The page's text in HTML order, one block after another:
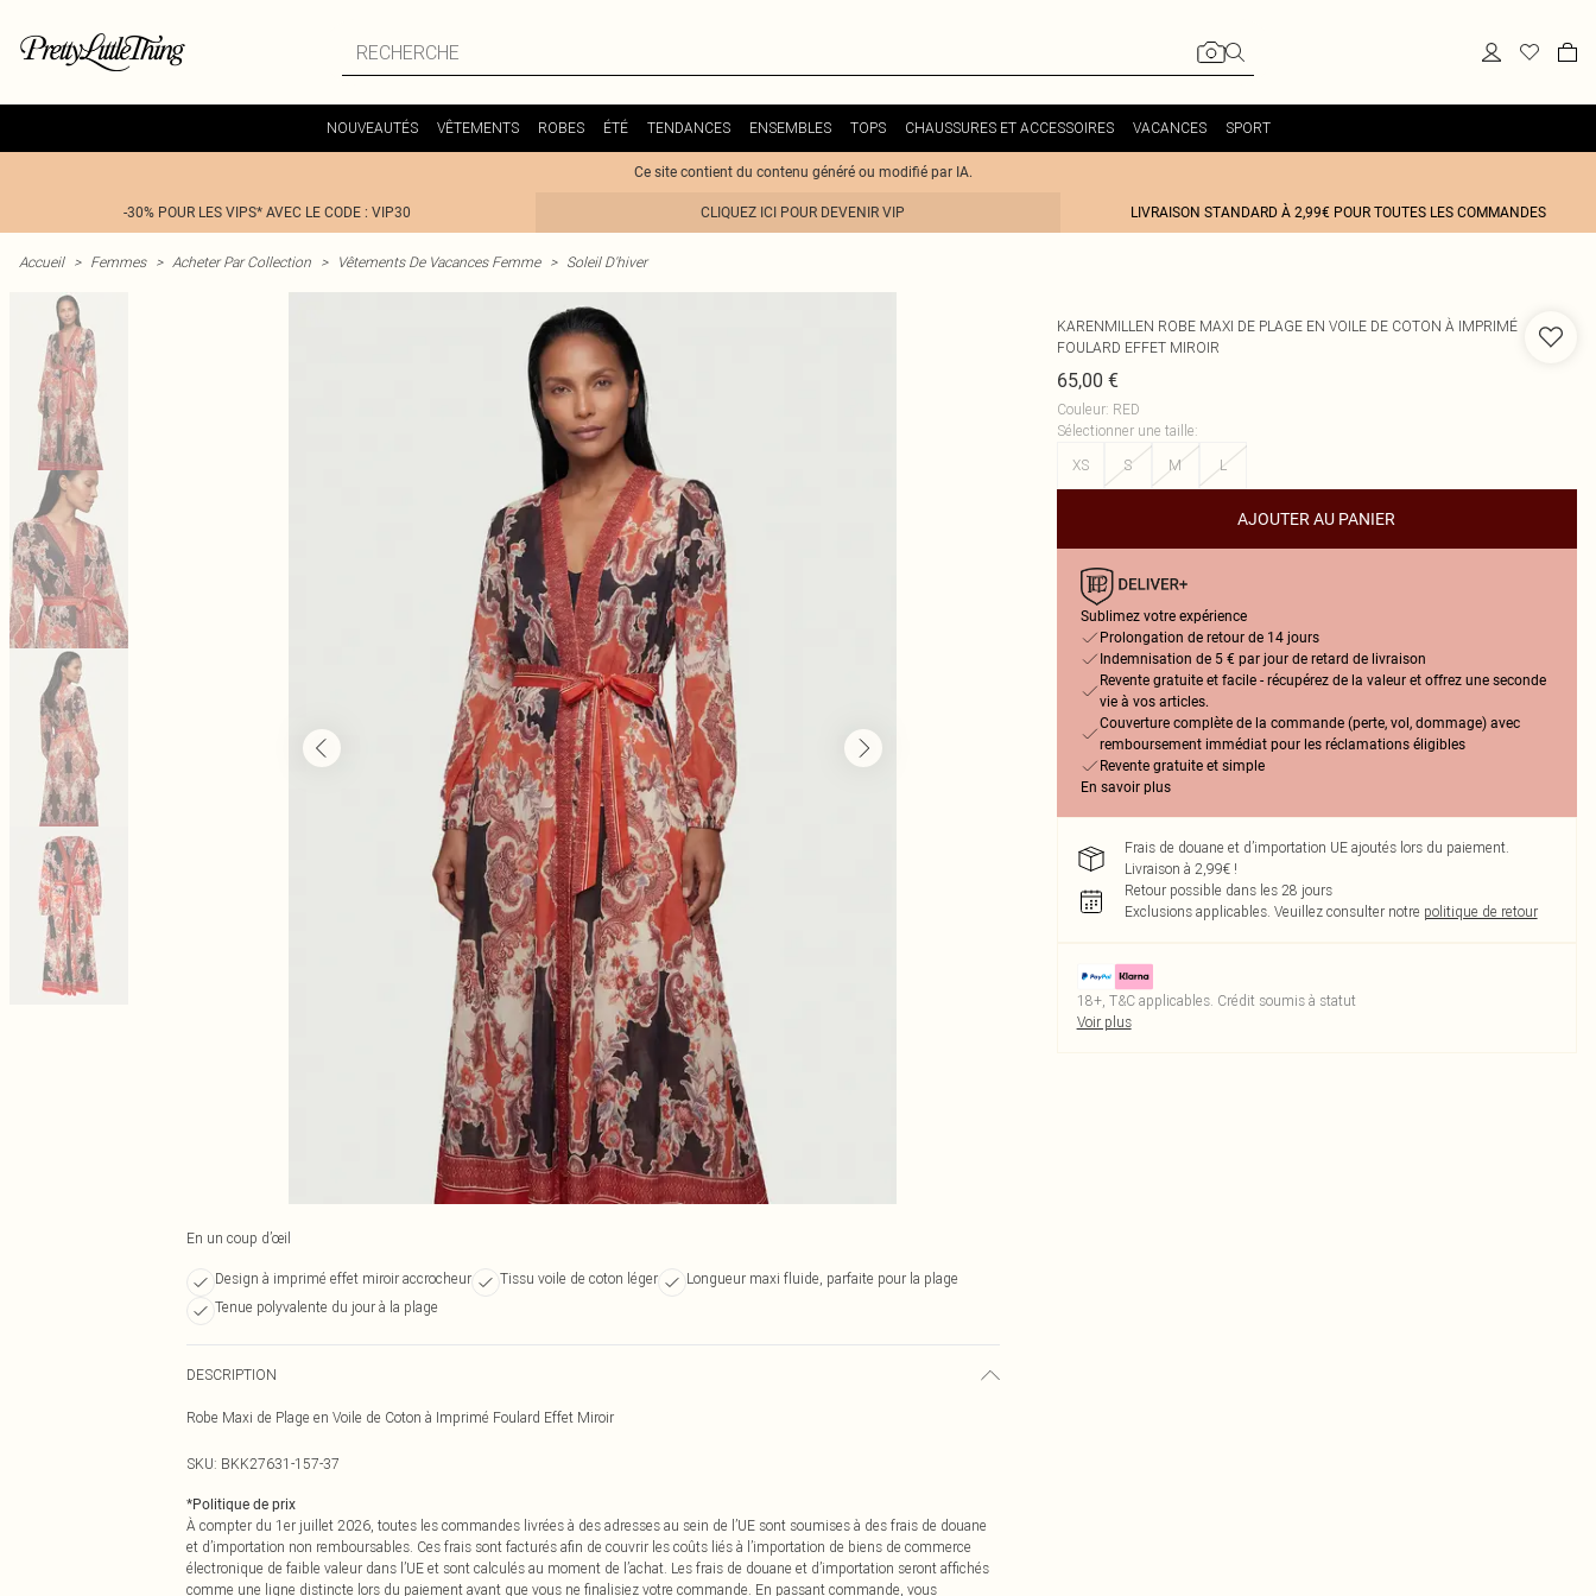
NOUVEAUTÉS VÊTEMENTS ROBES ÉTÉ TENDANCES ENSEMBLES TOPS CHAUSSURES ET ACCESSOIRES VACANCES SPORT
Ce site contient du contenu généré ou modifié par IA.
-30% POUR LES VIPS* AVEC LE CODE : VIP30 CLIQUEZ ICI POUR DEVENIR VIP LIVRAISON STANDARD À 2,99€ POUR TOUTES LES COMMANDES
Accueil > Femmes > Acheter Par Collection > Vêtements De Vacances Femme > Soleil D'hiver
En un coup d’œil
Design à imprimé effet miroir accrocheur Tissu voile de coton léger
Longueur maxi fluide, parfaite pour la plage
Tenue polyvalente du jour à la plage
DESCRIPTION
Robe Maxi de Plage en Voile de Coton à Imprimé Foulard Effet Miroir
SKU: BKK27631-157-37
*Politique de prix
À compter du 1er juillet 2026, toutes les commandes livrées à des adresses au sein de l’UE sont soumises à des frais de douane
et d’importation non remboursables. Ces frais sont facturés afin de couvrir les coûts liés à l’importation de biens de commerce
électronique de faible valeur dans l’UE et sont calculés au moment de l’achat. Les frais de douane et d’importation seront affichés
comme une ligne distincte lors du paiement avant que vous ne finalisiez votre commande. En passant commande, vous
KARENMILLEN ROBE MAXI DE PLAGE EN VOILE DE COTON À IMPRIMÉ
FOULARD EFFET MIROIR
65,00 €
Couleur: RED
Sélectionner une taille:
XS
S M L
AJOUTER AU PANIER
Sublimez votre expérience
Prolongation de retour de 14 jours
Indemnisation de 5 € par jour de retard de livraison
Revente gratuite et facile - récupérez de la valeur et offrez une seconde
vie à vos articles.
Couverture complète de la commande (perte, vol, dommage) avec
remboursement immédiat pour les réclamations éligibles
Revente gratuite et simple
En savoir plus
Frais de douane et d’importation UE ajoutés lors du paiement.
Livraison à 2,99€ !
Retour possible dans les 28 jours
Exclusions applicables. Veuillez consulter notre politique de retour
18+, T&C applicables. Crédit soumis à statut
Voir plus